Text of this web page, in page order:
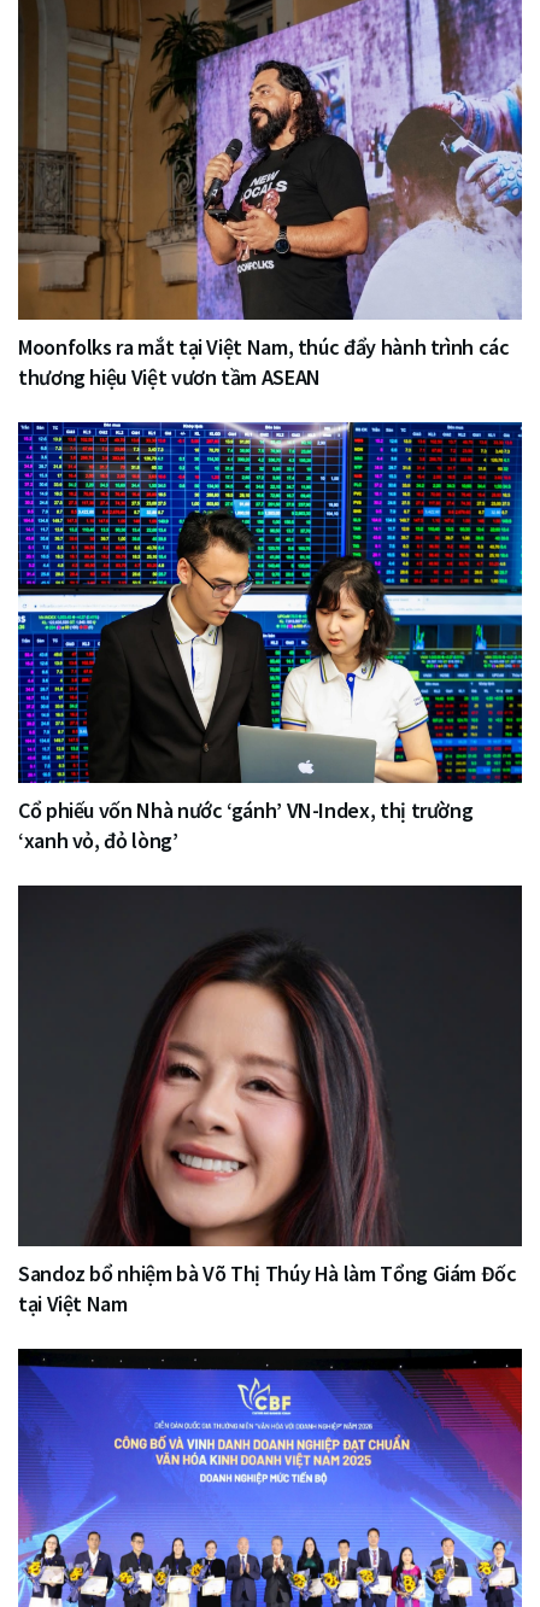
Moonfolks ra mắt tại Việt Nam, thúc đẩy hành trình các
thương hiệu Việt vươn tầm ASEAN
Cổ phiếu vốn Nhà nước ‘gánh’ VN-Index, thị trường
‘xanh vỏ, đỏ lòng’
Sandoz bổ nhiệm bà Võ Thị Thúy Hà làm Tổng Giám Đốc
tại Việt Nam